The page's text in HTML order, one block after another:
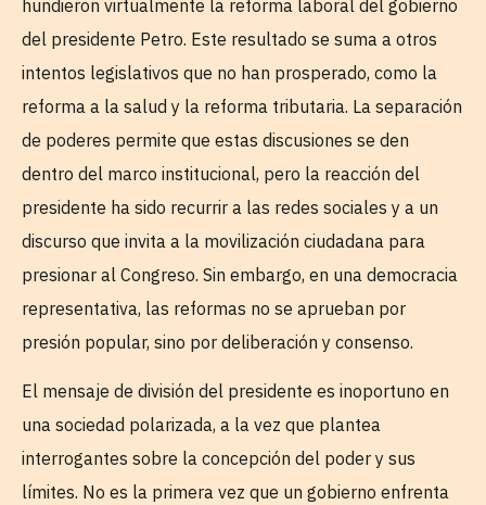
hundieron virtualmente la reforma laboral del gobierno
del presidente Petro. Este resultado se suma a otros
intentos legislativos que no han prosperado, como la
reforma a la salud y la reforma tributaria. La separación
de poderes permite que estas discusiones se den
dentro del marco institucional, pero la reacción del
presidente ha sido recurrir a las redes sociales y a un
discurso que invita a la movilización ciudadana para
presionar al Congreso. Sin embargo, en una democracia
representativa, las reformas no se aprueban por
presión popular, sino por deliberación y consenso.
El mensaje de división del presidente es inoportuno en
una sociedad polarizada, a la vez que plantea
interrogantes sobre la concepción del poder y sus
límites. No es la primera vez que un gobierno enfrenta